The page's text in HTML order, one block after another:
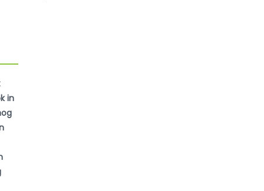
in